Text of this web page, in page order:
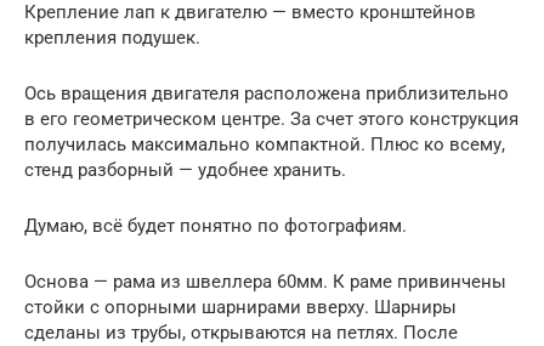
Крепление лап к двигателю — вместо кронштейнов
крепления подушек.
Ось вращения двигателя расположена приблизительно
в его геометрическом центре. За счет этого конструкция
получилась максимально компактной. Плюс ко всему,
стенд разборный — удобнее хранить.
Думаю, всё будет понятно по фотографиям.
Основа — рама из швеллера 60мм. К раме привинчены
стойки с опорными шарнирами вверху. Шарниры
сделаны из трубы, открываются на петлях. После